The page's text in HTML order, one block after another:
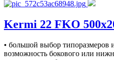
Kermi 22 FKO
• большой выбор типоразмеров
возможность бокового или